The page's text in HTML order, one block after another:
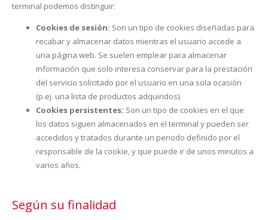
terminal podemos distinguir:
Cookies de sesión: Son un tipo de cookies diseñadas para
recabar y almacenar datos mientras el usuario accede a
una página web. Se suelen emplear para almacenar
información que solo interesa conservar para la prestación
del servicio solicitado por el usuario en una sola ocasión
(p.ej. una lista de productos adquiridos).
Cookies persistentes: Son un tipo de cookies en el que
los datos siguen almacenados en el terminal y pueden ser
accedidos y tratados durante un periodo definido por el
responsable de la cookie, y que puede ir de unos minutos a
varios años.
Según su finalidad